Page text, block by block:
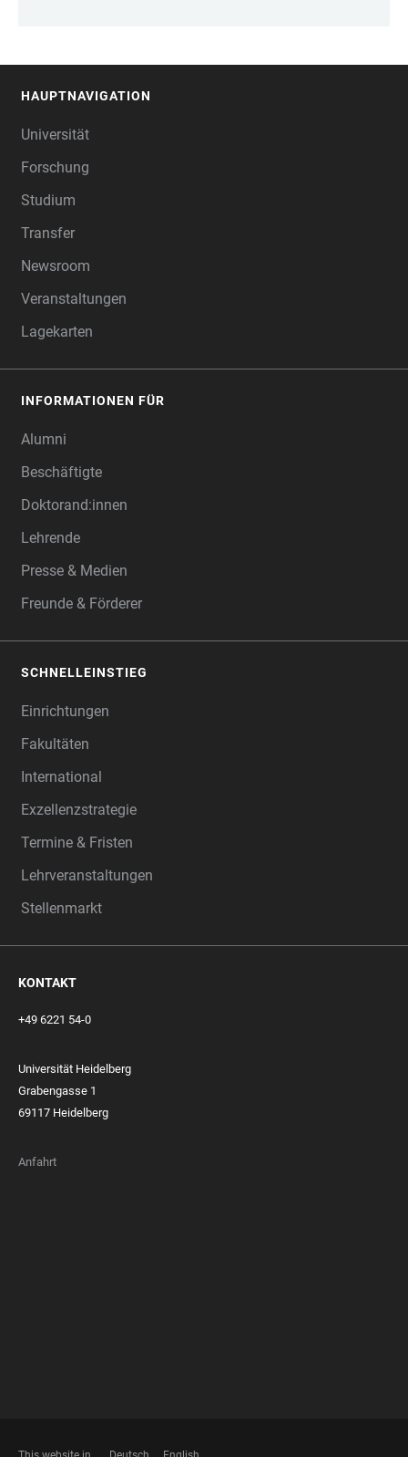
HAUPTNAVIGATION
Universität
Forschung
Studium
Transfer
Newsroom
Veranstaltungen
Lagekarten
INFORMATIONEN FÜR
Alumni
Beschäftigte
Doktorand:innen
Lehrende
Presse & Medien
Freunde & Förderer
SCHNELLEINSTIEG
Einrichtungen
Fakultäten
International
Exzellenzstrategie
Termine & Fristen
Lehrveranstaltungen
Stellenmarkt
KONTAKT
+49 6221 54-0
Universität Heidelberg
Grabengasse 1
69117 Heidelberg
Anfahrt